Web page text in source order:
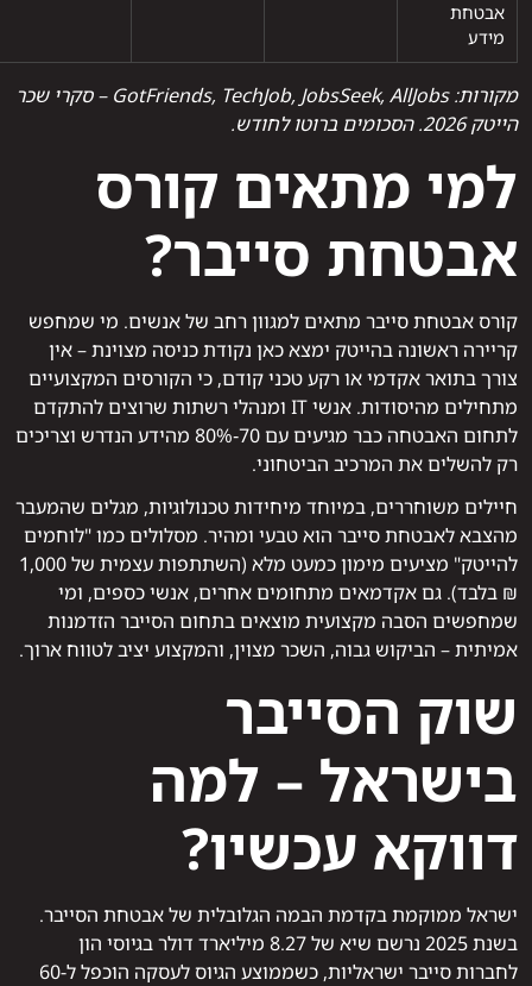
אבטחת
מידע
מקורות: GotFriends, TechJob, JobsSeek, AllJobs – סקרי שכר
הייטק 2026. הסכומים ברוטו לחודש.
למי מתאים קורס
אבטחת סייבר?
קורס אבטחת סייבר מתאים למגוון רחב של אנשים. מי שמחפש
קריירה ראשונה בהייטק ימצא כאן נקודת כניסה מצוינת – אין
צורך בתואר אקדמי או רקע טכני קודם, כי הקורסים המקצועיים
מתחילים מהיסודות. אנשי IT ומנהלי רשתות שרוצים להתקדם
לתחום האבטחה כבר מגיעים עם 70‑80% מהידע הנדרש וצריכים
רק להשלים את המרכיב הביטחוני.
חיילים משוחררים, במיוחד מיחידות טכנולוגיות, מגלים שהמעבר
מהצבא לאבטחת סייבר הוא טבעי ומהיר. מסלולים כמו "לוחמים
להייטק" מציעים מימון כמעט מלא (השתתפות עצמית של 1,000
₪ בלבד). גם אקדמאים מתחומים אחרים, אנשי כספים, ומי
שמחפשים הסבה מקצועית מוצאים בתחום הסייבר הזדמנות
אמיתית – הביקוש גבוה, השכר מצוין, והמקצוע יציב לטווח ארוך.
שוק הסייבר
בישראל – למה
דווקא עכשיו?
ישראל ממוקמת בקדמת הבמה הגלובלית של אבטחת הסייבר.
בשנת 2025 נרשם שיא של 8.27 מיליארד דולר בגיוסי הון
לחברות סייבר ישראליות, כשממוצע הגיוס לעסקה הוכפל ל‑60